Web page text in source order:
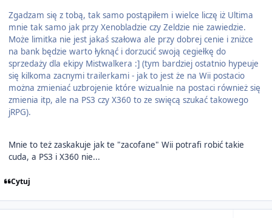
Zgadzam się z tobą, tak samo postąpiłem i wielce liczę iż Ultima
mnie tak samo jak przy Xenobladzie czy Zeldzie nie zawiedzie.
Może limitka nie jest jakaś szałowa ale przy dobrej cenie i zniżce
na bank będzie warto łyknąć i dorzucić swoją cegiełkę do
sprzedaży dla ekipy Mistwalkera :] (tym bardziej ostatnio hypeuje
się kilkoma zacnymi trailerkami - jak to jest że na Wii postacio
można zmieniać uzbrojenie które wizualnie na postaci również się
zmienia itp, ale na PS3 czy X360 to ze swięcą szukać takowego
jRPG).
Mnie to też zaskakuje jak te "zacofane" Wii potrafi robić takie
cuda, a PS3 i X360 nie...
Cytuj